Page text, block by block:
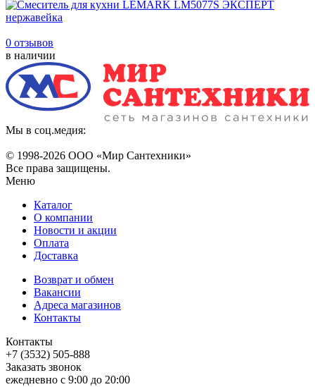
0 отзывов
в наличии
Мы в соц.медия:
© 1998-2026 ООО «Мир Сантехники»
Все права защищены.
Меню
Каталог
О компании
Новости и акции
Оплата
Доставка
Возврат и обмен
Вакансии
Адреса магазинов
Контакты
Контакты
+7 (3532) 505-888
Заказать звонок
ежедневно с 9:00 до 20:00